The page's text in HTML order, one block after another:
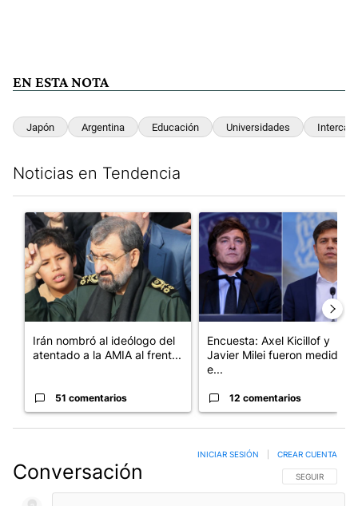
EN ESTA NOTA
Japón Argentina Educación Universidades
Noticias en Tendencia
Un artículo de tendencia con el título "Irán nombró al ideólogo
Irán nombró al ideólogo del
atentado a la AMIA al frent...
51 comentarios
Un artículo de tendencia con
Encuesta: Axel Kicillof y
Javier Milei fueron medidos
e...
12 comentarios
Conversación SIGA ESTA
SEGUIR
INICIAR SESIÓN CREAR CUENTA